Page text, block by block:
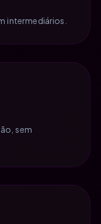
intermediários.
sem